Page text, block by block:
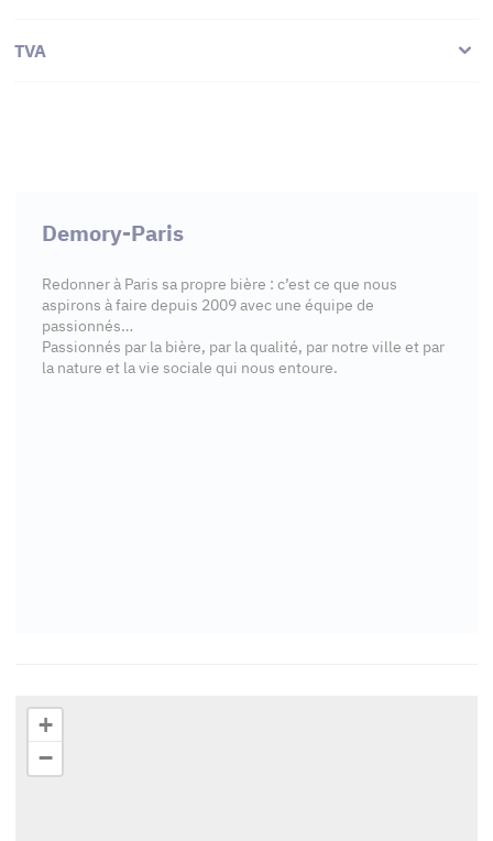
TVA
Demory-Paris
Redonner à Paris sa propre bière : c’est ce que nous
aspirons à faire depuis 2009 avec une équipe de
passionnés…
Passionnés par la bière, par la qualité, par notre ville et par
la nature et la vie sociale qui nous entoure.
+
−